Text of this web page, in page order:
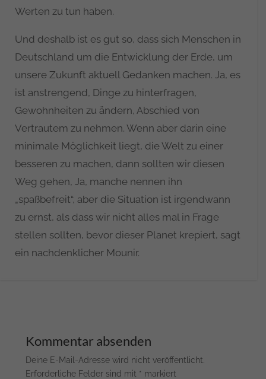
Werten zu tun haben.
Und deshalb ist es gut so, dass sich Menschen in
Deutschland um die Entwicklung der Erde, um
unsere Zukunft aktuell Gedanken machen. Ja, es
ist anstrengend, Dinge zu hinterfragen,
Gewohnheiten zu ändern, Abschied von
Vertrautem zu nehmen. Wenn aber darin eine
minimale Möglichkeit liegt, die Welt zu einer
besseren zu machen, dann sollten wir diesen
Weg gehen, Ja, manche nennen ihn
„spaßbefreit“, aber die Situation ist irgendwann
zu ernst, als dass wir nicht alles mal in Frage
stellen sollten, bevor dieser Planet krepiert, sagt
ein nachdenklicher Mounir.
Kommentar absenden
Deine E-Mail-Adresse wird nicht veröffentlicht.
Erforderliche Felder sind mit * markiert